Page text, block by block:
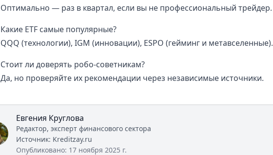
Оптимально — раз в квартал, если вы не профессиональный трейдер.
Какие ETF самые популярные?
QQQ (технологии), IGM (инновации), ESPO (гейминг и метавселенные).
Стоит ли доверять робо-советникам?
Да, но проверяйте их рекомендации через независимые источники.
Евгения Круглова
Редактор, эксперт финансового сектора
Источник: Kreditzay.ru
Опубликовано: 17 ноября 2025 г.